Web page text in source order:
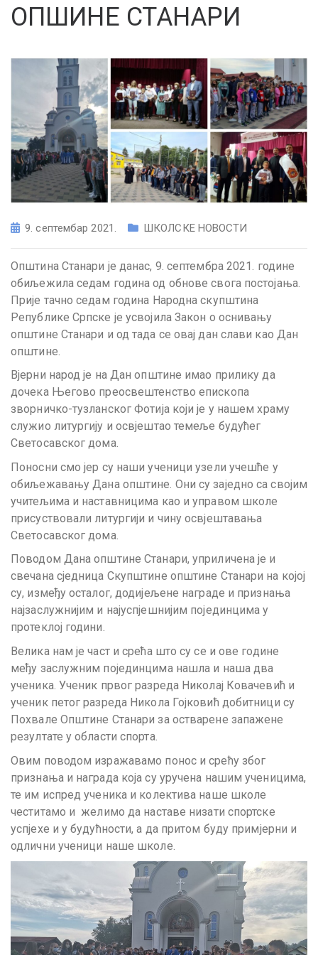
ОПШИНЕ СТАНАРИ
9. септембар 2021. ШКОЛСКЕ НОВОСТИ
Општина Станари је данас, 9. септембра 2021. године
обиљежила седам година од обнове свога постојања.
Прије тачно седам година Народна скупштина
Републике Српске је усвојила Закон о оснивању
општине Станари и од тада се овај дан слави као Дан
општине.
Вјерни народ је на Дан општине имао прилику да
дочека Његово преосвештенство епископа
зворничко-тузланског Фотија који је у нашем храму
служио литургију и освјештао темеље будућег
Светосавског дома.
Поносни смо јер су наши ученици узели учешће у
обиљежавању Дана општине. Они су заједно са својим
учитељима и наставницима као и управом школе
присуствовали литургији и чину освјештавања
Светосавског дома.
Поводом Дана општине Станари, уприличена је и
свечана сједница Скупштине општине Станари на којој
су, између осталог, додијељене награде и признања
најзаслужнијим и најуспјешнијим појединцима у
протеклој години.
Велика нам је част и срећа што су се и ове године
међу заслужним појединцима нашла и наша два
ученика. Ученик првог разреда Николај Ковачевић и
ученик петог разреда Никола Гојковић добитници су
Похвале Општине Станари за остварене запажене
резултате у области спорта.
Овим поводом изражавамо понос и срећу због
признања и награда која су уручена нашим ученицима,
те им испред ученика и колектива наше школе
честитамо и желимо да наставе низати спортске
успјехе и у будућности, а да притом буду примјерни и
одлични ученици наше школе.